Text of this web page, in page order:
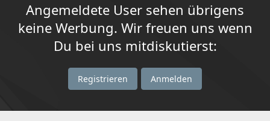
Angemeldete User sehen übrigens
keine Werbung. Wir freuen uns wenn
Du bei uns mitdiskutierst:
Registrieren Anmelden